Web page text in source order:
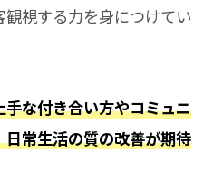
視する力を身につけてい
手な付き合い方やコミュニ
常生活の質の改善が期待